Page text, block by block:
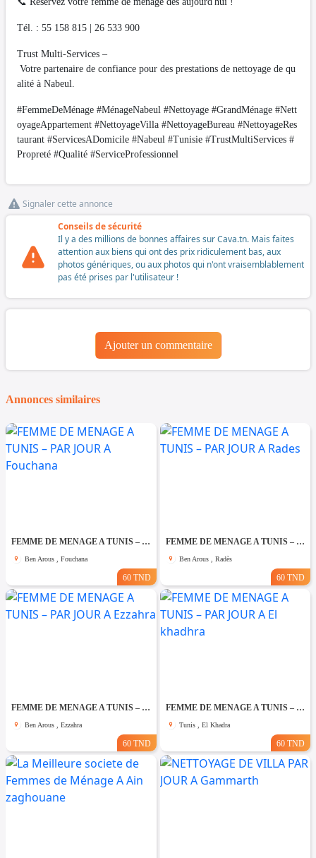
Tél. : 55 158 815 | 26 533 900
Trust Multi-Services –
Votre partenaire de confiance pour des prestations de nettoyage de qu
alité à Nabeul.
#FemmeDeMénage #MénageNabeul #Nettoyage #GrandMénage #Nett
oyageAppartement #NettoyageVilla #NettoyageBureau #NettoyageRes
taurant #ServicesADomicile #Nabeul #Tunisie #TrustMultiServices #
Propreté #Qualité #ServiceProfessionnel
Signaler cette annonce
Conseils de sécurité
Il y a des millions de bonnes affaires sur Cava.tn. Mais faites
attention aux biens qui ont des prix ridiculement bas, aux
photos génériques, ou aux photos qui n'ont vraisemblablement
pas été prises par l'utilisateur !
Ajouter un commentaire
Annonces similaires
FEMME DE MENAGE A TUNIS – PAR JOUR A Fouchana
Ben Arous , Fouchana
60 TND
FEMME DE MENAGE A TUNIS – PAR JOUR A Rades
Ben Arous , Radès
60 TND
FEMME DE MENAGE A TUNIS – PAR JOUR A Ezzahra
Ben Arous , Ezzahra
60 TND
FEMME DE MENAGE A TUNIS – PAR JOUR A El khadhra
Tunis , El Khadra
60 TND